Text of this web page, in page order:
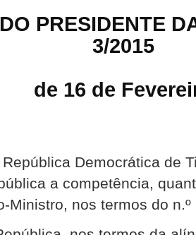
PRESIDENTE
3/2015
de 16 de
Democrática de
a competência,
Ministro, nos termos do n.º